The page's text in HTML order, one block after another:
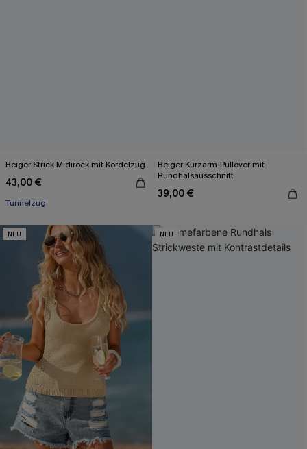
Beiger Strick-Midirock mit Kordelzug
43,00 €
Tunnelzug
Beiger Kurzarm-Pullover mit
Rundhalsausschnitt
39,00 €
NEU NEU